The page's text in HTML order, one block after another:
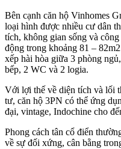
Bên cạnh căn hộ Vinhomes
loại hình được nhiều cư dân
tích, không gian sống và
động trong khoảng 81 –
xếp hài hòa giữa 3 phòng
bếp, 2 WC và 2 logia.
Với lợi thế về diện tích và lối
tư, căn hộ 3PN có thể ứng
đại, vintage, Indochine cho
Phong cách tân cổ điển
về sự đối xứng, cân bằng